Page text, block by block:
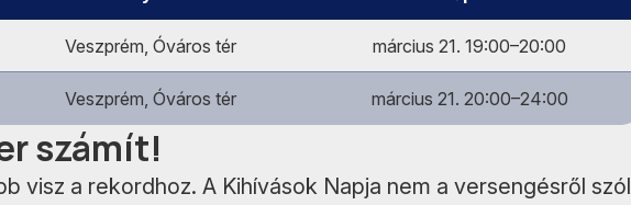
Veszprém, Óváros tér március 21. 19:00–20:00
Veszprém, Óváros tér március 21. 20:00–24:00
számít!
visz a rekordhoz. A Kihívások Napja nem a versengésről